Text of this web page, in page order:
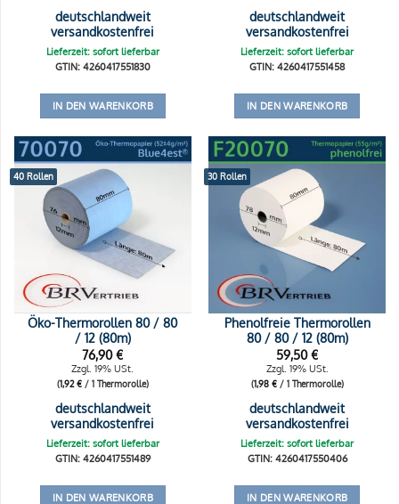
deutschlandweit
versandkostenfrei
Lieferzeit: sofort lieferbar
GTIN: 4260417551830
IN DEN WARENKORB
deutschlandweit
versandkostenfrei
Lieferzeit: sofort lieferbar
GTIN: 4260417551458
IN DEN WARENKORB
40 Rollen
Öko-Thermorollen 80 / 80
/ 12 (80m)
76,90€
Zzgl. 19% USt.
(1,92€/ 1 Thermorolle)
deutschlandweit
versandkostenfrei
Lieferzeit: sofort lieferbar
GTIN: 4260417551489
IN DEN WARENKORB
30 Rollen
Phenolfreie Thermorollen
80 / 80 / 12 (80m)
59,50€
Zzgl. 19% USt.
(1,98 €/ 1 Thermorolle)
deutschlandweit
versandkostenfrei
Lieferzeit: sofort lieferbar
GTIN: 4260417550406
IN DEN WARENKORB